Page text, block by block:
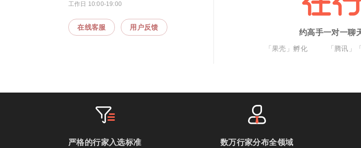
工作日 10:00-19:00
在线客服 用户反馈
约高手一对一聊
「果壳」孵化 「腾讯」
严格的行家入选标准 数万行家分布全领域